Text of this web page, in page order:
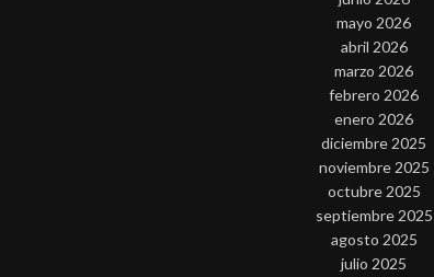
mayo 2026
abril 2026
marzo 2026
febrero 2026
enero 2026
diciembre 2025
noviembre 2025
octubre 2025
septiembre 2025
agosto 2025
julio 2025